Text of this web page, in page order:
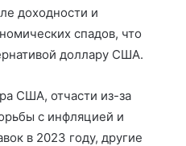
доходности и
спадов, что
доллару США.
США, отчасти из-за
с инфляцией и
в 2023 году, другие